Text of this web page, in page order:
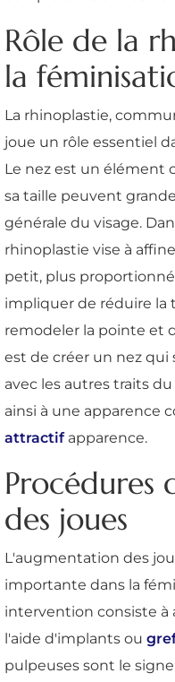
Rôle de la
la
La rhinoplastie,
joue un rôle essentiel
Le nez est un élément
sa taille peuvent
générale du visage.
rhinoplastie vise à
petit, plus
impliquer de réduire la
remodeler la pointe et
est de créer un nez
avec les autres traits
ainsi à une apparence
attractifapparence.
Procédures
des joues
L'augmentation des
importante dans la
intervention consiste à
l'aide d'implants ou
pulpeuses sont le